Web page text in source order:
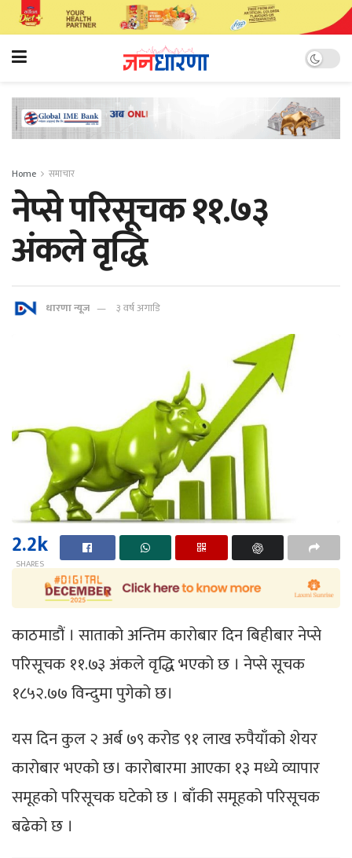
Home समाचार
नेप्से परिसूचक ११.७३
अंकले वृद्धि
धारणा न्यूज ३ वर्ष अगाडि
2.2k
SHARES
काठमाडौं । साताको अन्तिम कारोबार दिन बिहीबार नेप्से
परिसूचक ११.७३ अंकले वृद्धि भएको छ । नेप्से सूचक
१८५२.७७ विन्दुमा पुगेको छ।
यस दिन कुल २ अर्ब ७९ करोड ९१ लाख रुपैयाँको शेयर
कारोबार भएको छ। कारोबारमा आएका १३ मध्ये व्यापार
समूहको परिसूचक घटेको छ । बाँकी समूहको परिसूचक
बढेको छ ।